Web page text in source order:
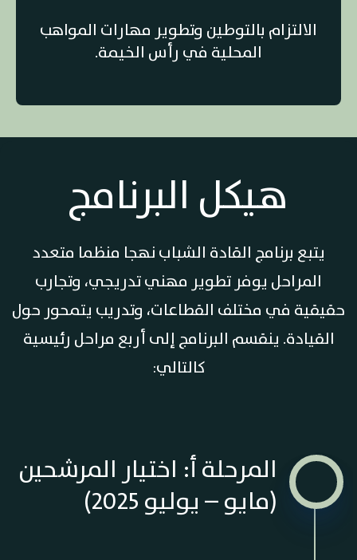
الالتزام بالتوطين وتطوير مهارات المواهب
المحلية في رأس الخيمة.
هيكل البرنامج
يتبع برنامج القادة الشباب نهجا منظما متعدد
المراحل يوفر تطوير مهني تدريجي، وتجارب
حقيقية في مختلف القطاعات، وتدريب يتمحور حول
القيادة. ينقسم البرنامج إلى أربع مراحل رئيسية
كالتالي:
المرحلة أ: اختيار المرشحين
(مايو – يوليو 2025)